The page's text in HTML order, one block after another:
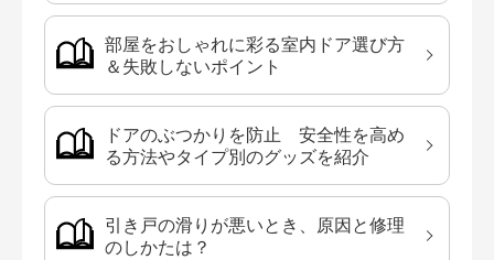
部屋をおしゃれに彩る室内ドア選び方
＆失敗しないポイント
ドアのぶつかりを防止 安全性を高め
る方法やタイプ別のグッズを紹介
引き戸の滑りが悪いとき、原因と修理
のしかたは？